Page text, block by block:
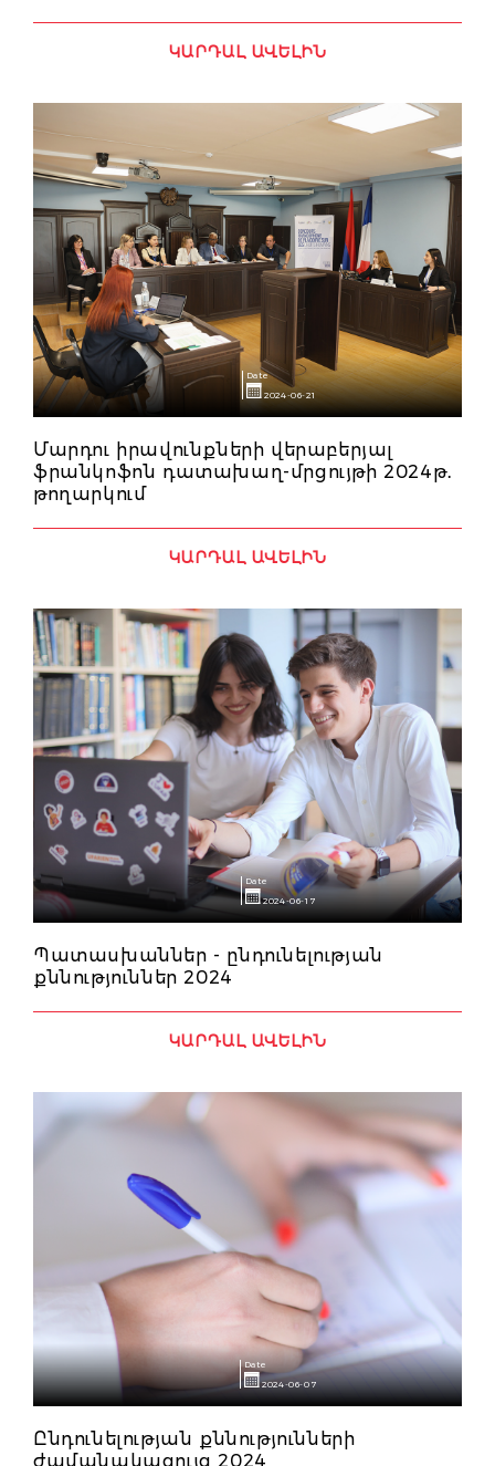
ԿԱՐԴԱԼ ԱՎԵԼԻՆ
Date
2024-06-21
Մարդու իրավունքների վերաբերյալ
ֆրանկոֆոն դատախաղ-մրցույթի 2024թ․
թողարկում
ԿԱՐԴԱԼ ԱՎԵԼԻՆ
Date
2024-06-17
Պատասխաններ - ընդունելության
քննություններ 2024
ԿԱՐԴԱԼ ԱՎԵԼԻՆ
Date
2024-06-07
Ընդունելության քննությունների
ժամանակացույց 2024